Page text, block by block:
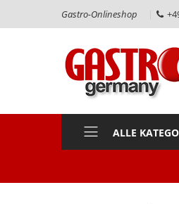
Gastro-Onlineshop
ALLE